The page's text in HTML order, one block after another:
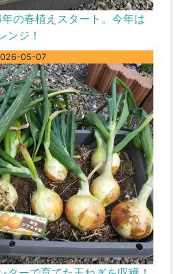
の春植えスタート。今年は
ンジ！
05-07